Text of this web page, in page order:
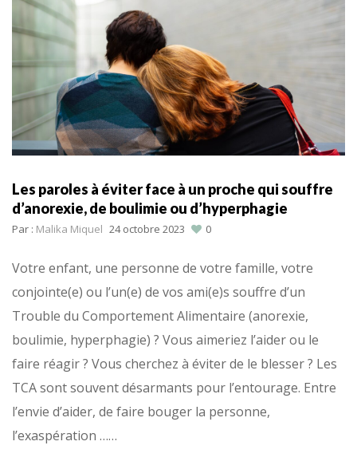
Les paroles à éviter face à un proche qui souffre
d’anorexie, de boulimie ou d’hyperphagie
Par : Malika Miquel 24 octobre 2023 0
Votre enfant, une personne de votre famille, votre
conjointe(e) ou l’un(e) de vos ami(e)s souffre d’un
Trouble du Comportement Alimentaire (anorexie,
boulimie, hyperphagie) ? Vous aimeriez l’aider ou le
faire réagir ? Vous cherchez à éviter de le blesser ? Les
TCA sont souvent désarmants pour l’entourage. Entre
l’envie d’aider, de faire bouger la personne,
l’exaspération ……